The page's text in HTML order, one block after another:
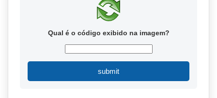
Qual é o código exibido na imagem?
submit